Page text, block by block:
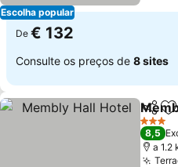
Escolha popular
De € 132
Consulte os preços de 8 sites
3 Estrelas
8,5
a 1.2